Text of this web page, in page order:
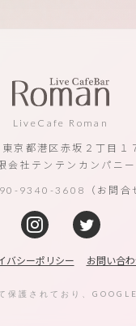
LiveCafe Roman
京都港区赤坂２丁目１
会社テンテンカンパニー
9340-3608（お問合
バシーポリシー お問い合
護されており、